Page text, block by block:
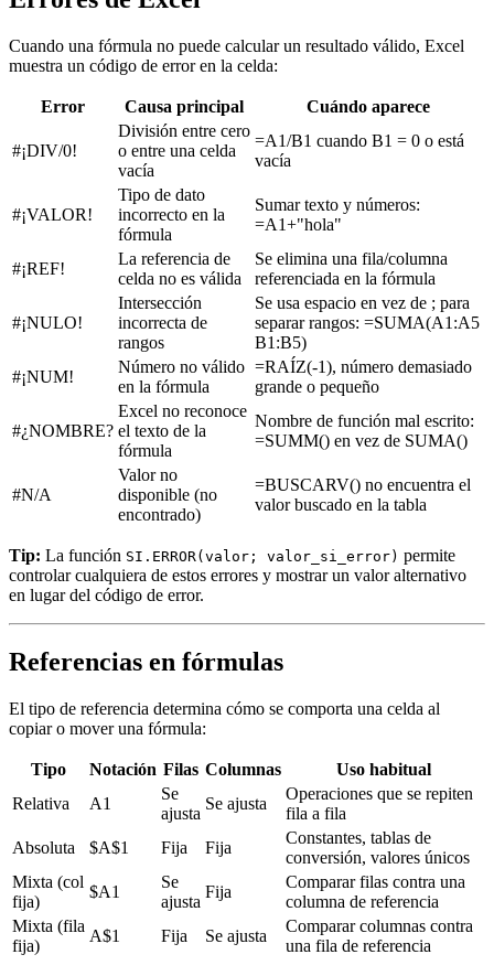
Cuando una fórmula no puede calcular un resultado válido, Excel
muestra un código de error en la celda:
Error Causa principal Cuándo aparece
#¡DIV/0!
División entre cero
o entre una celda
vacía
=A1/B1 cuando B1 = 0 o está
vacía
#¡VALOR!
Tipo de dato
incorrecto en la
fórmula
Sumar texto y números:
=A1+"hola"
#¡REF!
La referencia de
celda no es válida
Se elimina una fila/columna
referenciada en la fórmula
#¡NULO!
Intersección
incorrecta de
rangos
Se usa espacio en vez de ; para
separar rangos: =SUMA(A1:A5
B1:B5)
#¡NUM!
Número no válido
en la fórmula
=RAÍZ(-1), número demasiado
grande o pequeño
#¿NOMBRE?
Excel no reconoce
el texto de la
fórmula
Nombre de función mal escrito:
=SUMM() en vez de SUMA()
#N/A
Valor no
disponible (no
encontrado)
=BUSCARV() no encuentra el
valor buscado en la tabla
Tip: La función SI.ERROR(valor; valor_si_error) permite
controlar cualquiera de estos errores y mostrar un valor alternativo
en lugar del código de error.
Referencias en fórmulas
El tipo de referencia determina cómo se comporta una celda al
copiar o mover una fórmula:
Tipo Notación Filas Columnas
Uso habitual
Relativa
A1
Se
ajusta
Se ajusta
Operaciones que se repiten
fila a fila
Absoluta
$A$1 Fija Fija
Constantes, tablas de
conversión, valores únicos
Mixta (col
fija)
$A1
Se
ajusta
Fija
Comparar filas contra una
columna de referencia
Mixta (fila
fija)
A$1 Fija Se ajusta
Comparar columnas contra
una fila de referencia